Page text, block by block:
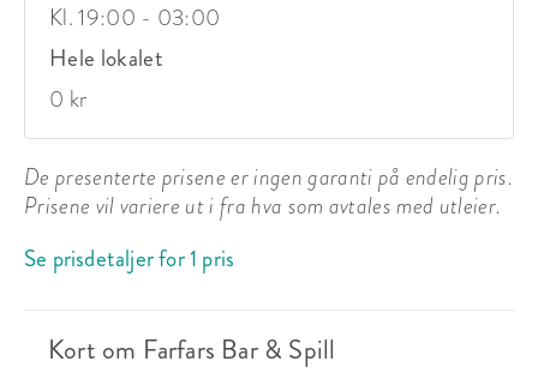
Kl. 19:00 - 03:00
Hele lokalet
0 kr
De presenterte prisene er ingen garanti på endelig pris.
Prisene vil variere ut i fra hva som avtales med utleier.
Se prisdetaljer for 1 pris
Kort om Farfars Bar & Spill